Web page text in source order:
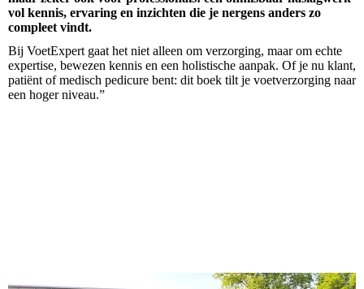
vol kennis, ervaring en inzichten die je nergens anders zo
compleet vindt.
Bij VoetExpert gaat het niet alleen om verzorging, maar om echte
expertise, bewezen kennis en een holistische aanpak. Of je nu klant,
patiënt of medisch pedicure bent: dit boek tilt je voetverzorging naar
een hoger niveau.”